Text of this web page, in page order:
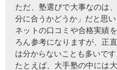
ただ、塾選びで大事なのは
分に合うかどうか」だと思い
ネットの口コミや合格実績
ろん参考になりますが、正
は分からないことも多いです
たとえば、大手塾の中には